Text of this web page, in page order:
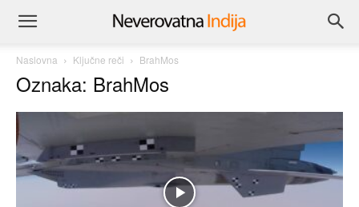
Naslovna Ključne reči BrahMos
Oznaka: BrahMos